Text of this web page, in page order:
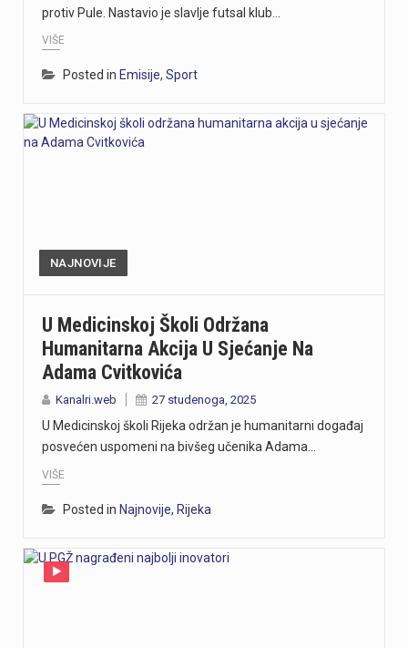
protiv Pule. Nastavio je slavlje futsal klub…
VIŠE
Posted in Emisije, Sport
NAJNOVIJE
U Medicinskoj Školi Održana
Humanitarna Akcija U Sjećanje Na
Adama Cvitkovića
Kanalri.web 27 studenoga, 2025
U Medicinskoj školi Rijeka održan je humanitarni događaj
posvećen uspomeni na bivšeg učenika Adama…
VIŠE
Posted in Najnovije, Rijeka